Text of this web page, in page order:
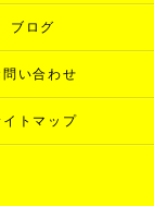
ブログ
問い合わせ
トマップ